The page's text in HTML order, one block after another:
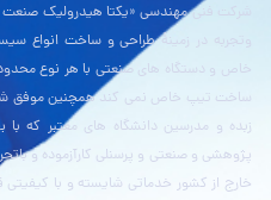
شرکت فنی مهندسی «یکتا هیدرولیک
وتجربه در زمینۀ طراحی و ساخت انواع
خاص و دستگاه های صنعتی با هر نوع
ساخت تیپ خاص نمی کند همچنین موفق
زبده و مدرسین دانشگاه های معتبر که با
پژوهشی و صنعتی و پرسنلی کارآزموده و
خارج از کشور خدماتی شایسته و با کیفیتی